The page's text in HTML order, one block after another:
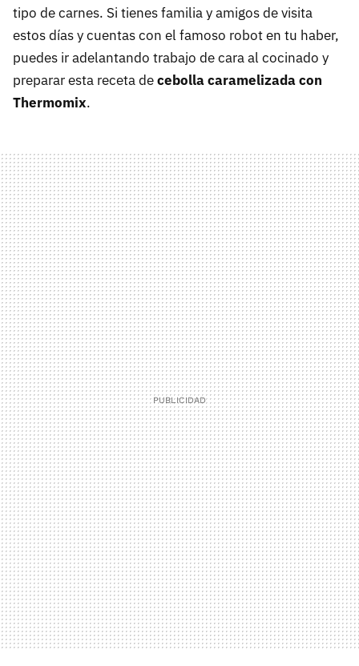
tipo de carnes. Si tienes familia y amigos de visita
estos días y cuentas con el famoso robot en tu haber,
puedes ir adelantando trabajo de cara al cocinado y
preparar esta receta decebolla caramelizada con
Thermomix.